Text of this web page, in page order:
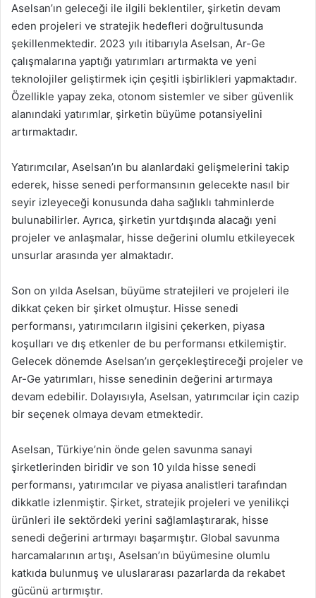
Aselsan’ın geleceği ile ilgili beklentiler, şirketin devam
eden projeleri ve stratejik hedefleri doğrultusunda
şekillenmektedir. 2023 yılı itibarıyla Aselsan, Ar-Ge
çalışmalarına yaptığı yatırımları artırmakta ve yeni
teknolojiler geliştirmek için çeşitli işbirlikleri yapmaktadır.
Özellikle yapay zeka, otonom sistemler ve siber güvenlik
alanındaki yatırımlar, şirketin büyüme potansiyelini
artırmaktadır.
Yatırımcılar, Aselsan’ın bu alanlardaki gelişmelerini takip
ederek, hisse senedi performansının gelecekte nasıl bir
seyir izleyeceği konusunda daha sağlıklı tahminlerde
bulunabilirler. Ayrıca, şirketin yurtdışında alacağı yeni
projeler ve anlaşmalar, hisse değerini olumlu etkileyecek
unsurlar arasında yer almaktadır.
Son on yılda Aselsan, büyüme stratejileri ve projeleri ile
dikkat çeken bir şirket olmuştur. Hisse senedi
performansı, yatırımcıların ilgisini çekerken, piyasa
koşulları ve dış etkenler de bu performansı etkilemiştir.
Gelecek dönemde Aselsan’ın gerçekleştireceği projeler ve
Ar-Ge yatırımları, hisse senedinin değerini artırmaya
devam edebilir. Dolayısıyla, Aselsan, yatırımcılar için cazip
bir seçenek olmaya devam etmektedir.
Aselsan, Türkiye’nin önde gelen savunma sanayi
şirketlerinden biridir ve son 10 yılda hisse senedi
performansı, yatırımcılar ve piyasa analistleri tarafından
dikkatle izlenmiştir. Şirket, stratejik projeleri ve yenilikçi
ürünleri ile sektördeki yerini sağlamlaştırarak, hisse
senedi değerini artırmayı başarmıştır. Global savunma
harcamalarının artışı, Aselsan’ın büyümesine olumlu
katkıda bulunmuş ve uluslararası pazarlarda da rekabet
gücünü artırmıştır.